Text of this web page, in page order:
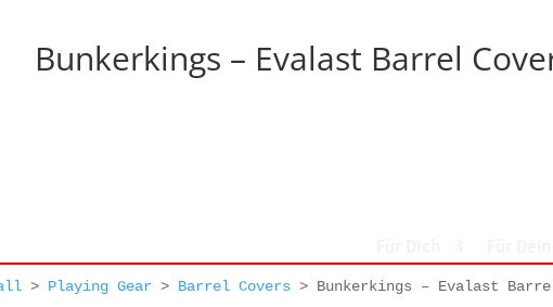
Bunkerkings – Evalast Barrel
> Playing Gear > Barrel Covers > Bunkerkings – Evalast Barrel